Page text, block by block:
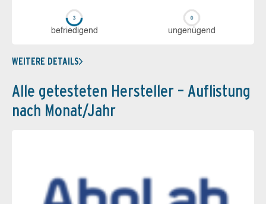
be­frie­di­gend un­ge­nü­gend
WEITERE DETAILS
Alle getesteten Hersteller – Auflistung
nach Monat/Jahr